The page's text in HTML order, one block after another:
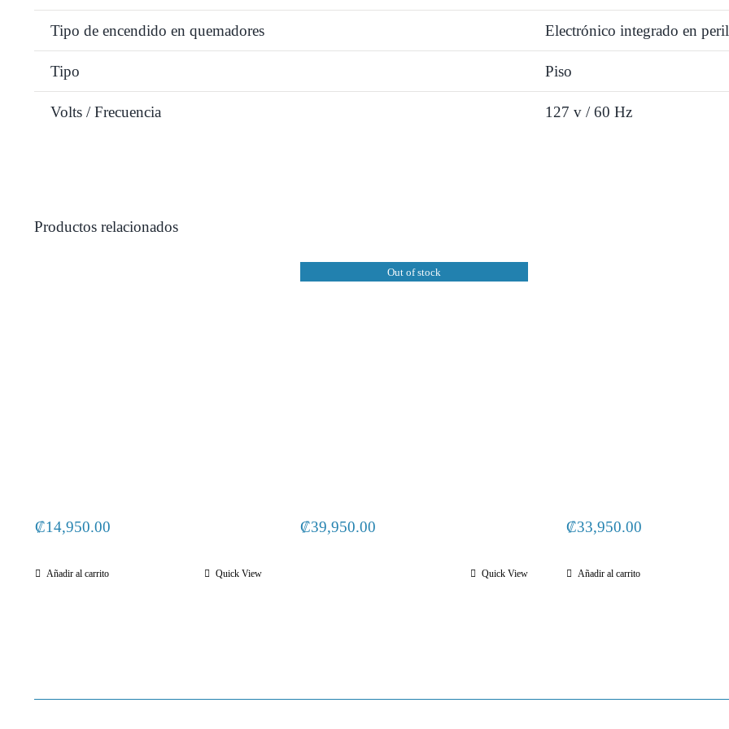
Tipo de encendido en quemadores Electrónico integrado en
Tipo Piso
Volts / Frecuencia 127 v / 60 Hz
₡14,950.00
Añadir al carrito Quick View
Out of stock
₡39,950.00
Quick View
₡33,950.00
Añadir al carrito